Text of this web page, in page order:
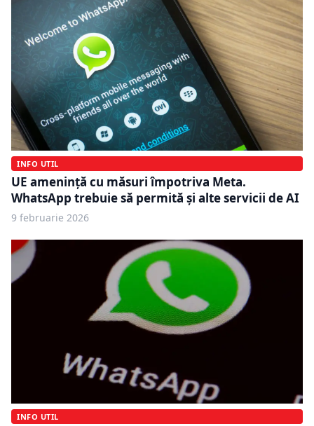
INFO UTIL
UE amenință cu măsuri împotriva Meta.
WhatsApp trebuie să permită și alte servicii de AI
9 februarie 2026
INFO UTIL